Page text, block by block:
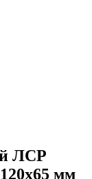
ЛСР
мм